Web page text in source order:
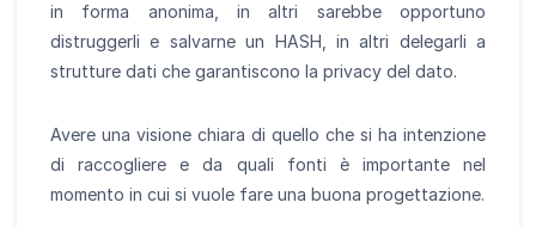
in forma anonima, in altri sarebbe opportuno
distruggerli e salvarne un HASH, in altri delegarli a
strutture dati che garantiscono la privacy del dato.
Avere una visione chiara di quello che si ha intenzione
di raccogliere e da quali fonti è importante nel
momento in cui si vuole fare una buona progettazione.